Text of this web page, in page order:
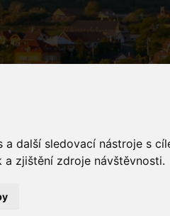
další sledovací nástroje s
zjištění zdroje návštěvnosti.